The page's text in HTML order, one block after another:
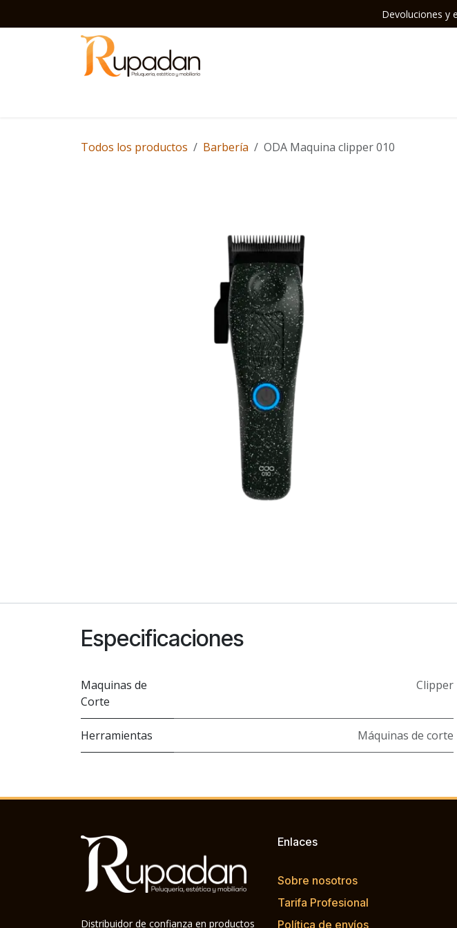
Devoluciones y
Todos los productos Barbería ODA Maquina clipper 010
Especificaciones
Maquinas de
Corte
Clipper
Herramientas Máquinas de corte
Distribuidor de confianza en productos
Enlaces
Sobre nosotros
Tarifa Profesional
Política de envíos